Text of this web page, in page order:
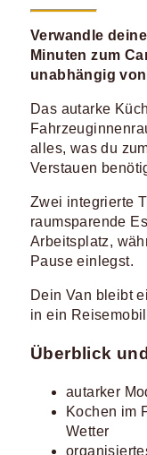
Verwandle
Minuten zum
unabhängig
Das autarke
alles, was du
Verstauen
Zwei integrierte
raumsparende
Arbeitsplatz,
Pause einlegst.
Dein Van bleibt
in ein
Überblick
autarker
Kochen im
Wetter